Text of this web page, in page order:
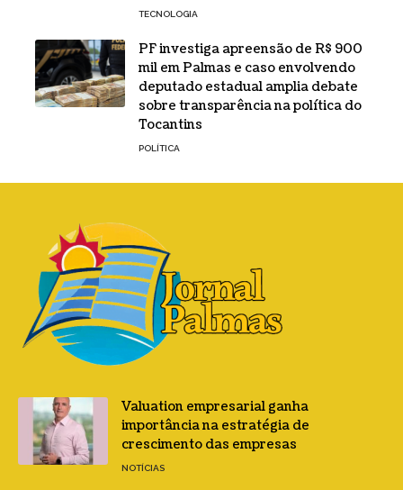
TECNOLOGIA
PF investiga apreensão de R$ 900
mil em Palmas e caso envolvendo
deputado estadual amplia debate
sobre transparência na política do
Tocantins
POLÍTICA
Valuation empresarial ganha
importância na estratégia de
crescimento das empresas
NOTÍCIAS